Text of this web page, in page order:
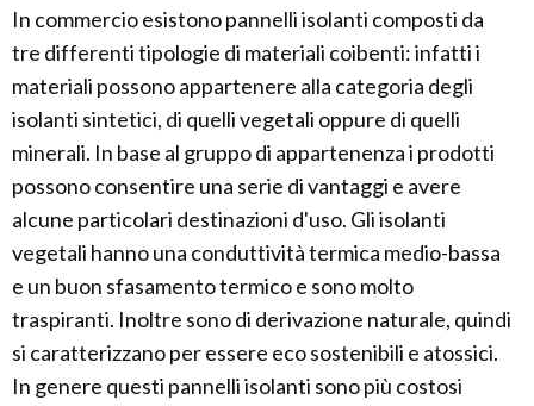
In commercio esistono pannelli isolanti composti da
tre differenti tipologie di materiali coibenti: infatti i
materiali possono appartenere alla categoria degli
isolanti sintetici, di quelli vegetali oppure di quelli
minerali. In base al gruppo di appartenenza i prodotti
possono consentire una serie di vantaggi e avere
alcune particolari destinazioni d'uso. Gli isolanti
vegetali hanno una conduttività termica medio-bassa
e un buon sfasamento termico e sono molto
traspiranti. Inoltre sono di derivazione naturale, quindi
si caratterizzano per essere eco sostenibili e atossici.
In genere questi pannelli isolanti sono più costosi